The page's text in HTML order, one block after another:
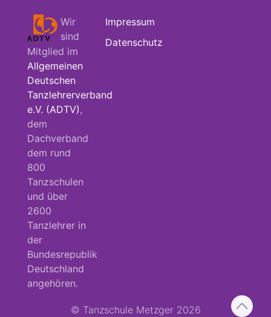
Wir
sind
Mitglied im
Allgemeinen
Deutschen
Tanzlehrerverband
e.V. (ADTV) ,
dem
Dachverband
dem rund
800
Tanzschulen
und über
2600
Tanzlehrer in
der
Bundesrepublik
Deutschland
angehören.
Impressum
Datenschutz
© Tanzschule Metzger 2026